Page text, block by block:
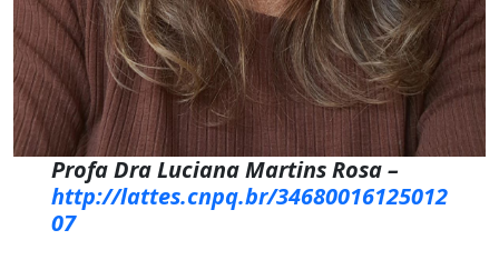
Profa Dra Luciana Martins Rosa –
http://lattes.cnpq.br/34680016125012
07